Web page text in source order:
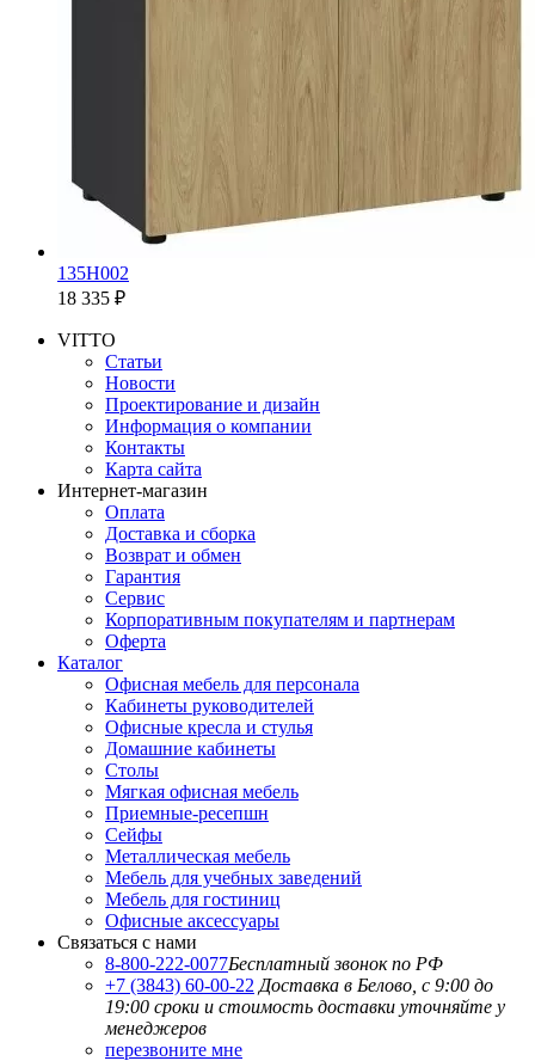
135H002
18 335 ₽
VITTO
Статьи
Новости
Проектирование и дизайн
Информация о компании
Контакты
Карта сайта
Интернет-магазин
Оплата
Доставка и сборка
Возврат и обмен
Гарантия
Сервис
Корпоративным покупателям и партнерам
Оферта
Каталог
Офисная мебель для персонала
Кабинеты руководителей
Офисные кресла и стулья
Домашние кабинеты
Столы
Мягкая офисная мебель
Приемные-ресепшн
Сейфы
Металлическая мебель
Мебель для учебных заведений
Мебель для гостиниц
Офисные аксессуары
Связаться с нами
8-800-222-0077Бесплатный звонок по РФ
+7 (3843) 60-00-22 Доставка в Белово, с 9:00 до
19:00 сроки и стоимость доставки уточняйте у
менеджеров
перезвоните мне